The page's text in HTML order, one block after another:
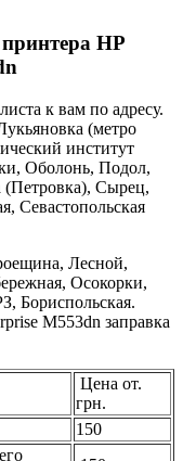
HP
к вам по адресу.
(метро
институт
Оболонь, Подол,
Сырец,
Севастопольская
Лесной,
Осокорки,
Бориспольская.
M553dn заправка
Цена от.
грн.
150